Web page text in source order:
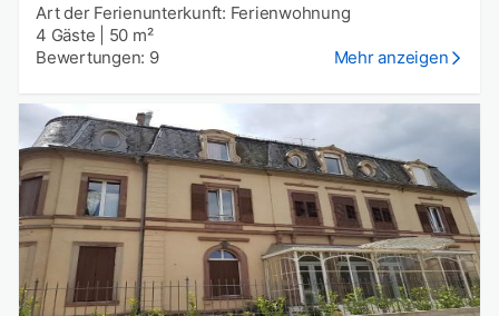
Art der Ferienunterkunft: Ferienwohnung
4 Gäste
50 m²
Bewertungen: 9
Mehr anzeigen